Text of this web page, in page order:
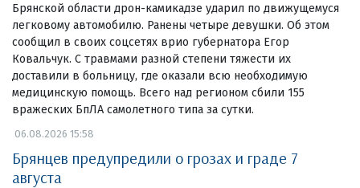
Брянской области дрон-камикадзе ударил по движущемуся
легковому автомобилю. Ранены четыре девушки. Об этом
сообщил в своих соцсетях врио губернатора Егор
Ковальчук. С травмами разной степени тяжести их
доставили в больницу, где оказали всю необходимую
медицинскую помощь. Всего над регионом сбили 155
вражеских БпЛА самолетного типа за сутки.
06.08.2026 15:58
Брянцев предупредили о грозах и граде 7
августа